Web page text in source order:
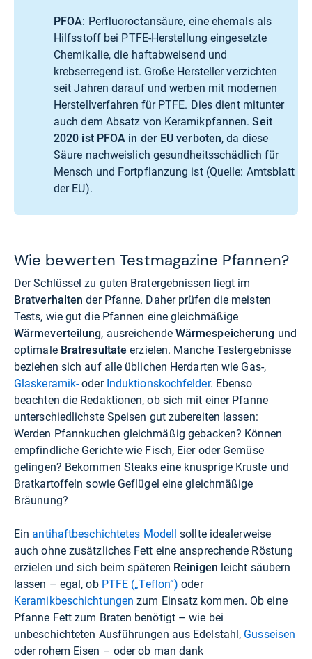
PFOA: Perfluoroctansäure, eine ehemals als
Hilfsstoff bei PTFE-Herstellung eingesetzte
Chemikalie, die haftabweisend und
krebserregend ist. Große Hersteller verzichten
seit Jahren darauf und werben mit modernen
Herstellverfahren für PTFE. Dies dient mitunter
auch dem Absatz von Keramikpfannen.Seit
2020 ist PFOA in der EU verboten, da diese
Säure nachweislich gesundheitsschädlich für
Mensch und Fortpflanzung ist (Quelle: Amtsblatt
der EU).
Wie bewerten Testmagazine Pfannen?
Der Schlüssel zu guten Bratergebnissen liegt im
Bratverhalten der Pfanne. Daher prüfen die meisten
Tests, wie gut die Pfannen eine gleichmäßige
Wärmeverteilung, ausreichende Wärmespeicherung und
optimale Bratresultate erzielen. Manche Testergebnisse
beziehen sich auf alle üblichen Herdarten wie Gas-,
Glaskeramik-oder Induktionskochfelder. Ebenso
beachten die Redaktionen, ob sich mit einer Pfanne
unterschiedlichste Speisen gut zubereiten lassen:
Werden Pfannkuchen gleichmäßig gebacken? Können
empfindliche Gerichte wie Fisch, Eier oder Gemüse
gelingen? Bekommen Steaks eine knusprige Kruste und
Bratkartoffeln sowie Geflügel eine gleichmäßige
Bräunung?
Ein antihaftbeschichtetes Modell
sollte idealerweise
auch ohne zusätzliches Fett eine ansprechende Röstung
erzielen und sich beim späteren Reinigen leicht säubern
lassen – egal, ob PTFE („Teflon“) oder
Keramikbeschichtungen zum Einsatz kommen. Ob eine
Pfanne Fett zum Braten benötigt – wie bei
unbeschichteten Ausführungen aus Edelstahl, Gusseisen
oder rohem Eisen – oder ob man dank